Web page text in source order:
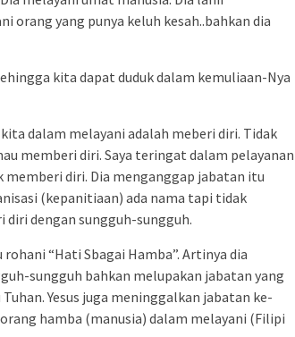
orang yang punya keluh kesah..bahkan dia
kita dapat duduk dalam kemuliaan-Nya
dalam melayani adalah meberi diri. Tidak
memberi diri. Saya teringat dalam pelayanan
diri. Dia menganggap jabatan itu
(kepanitiaan) ada nama tapi tidak
diri dengan sungguh-sungguh.
“Hati Sbagai Hamba”. Artinya dia
sungguh bahkan melupakan jabatan yang
Yesus juga meninggalkan jabatan ke-
hamba (manusia) dalam melayani (Filipi